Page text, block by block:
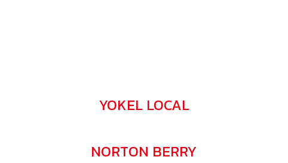
YOKEL LOCAL
NORTON BERRY